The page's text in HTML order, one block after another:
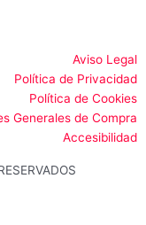
Aviso Legal
Política de Privacidad
Política de Cookies
Generales de Compra
Accesibilidad